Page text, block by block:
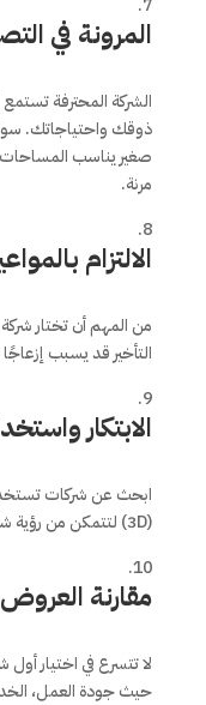
المرونة في
الشركة المحترفة
ذوقك واحتياجاتك.
صغير يناسب المساحات
مرنة.
الالتزام
من المهم أن تختار
التأخير قد يسبب
الابتكار
ابحث عن شركات
(3D) لتتمكن من رؤية شكل المطبخ النهائي قبل التنفيذ.
مقارنة العروض
لا تتسرع في اختيار
حيث جودة العمل،